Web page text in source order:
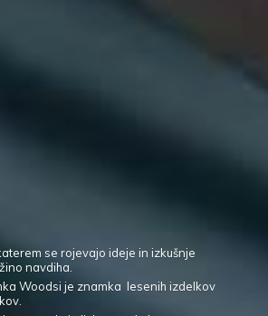
se rojevajo ideje in izkušnje
navdiha.
Woodsi je znamka lesenih izdelkov